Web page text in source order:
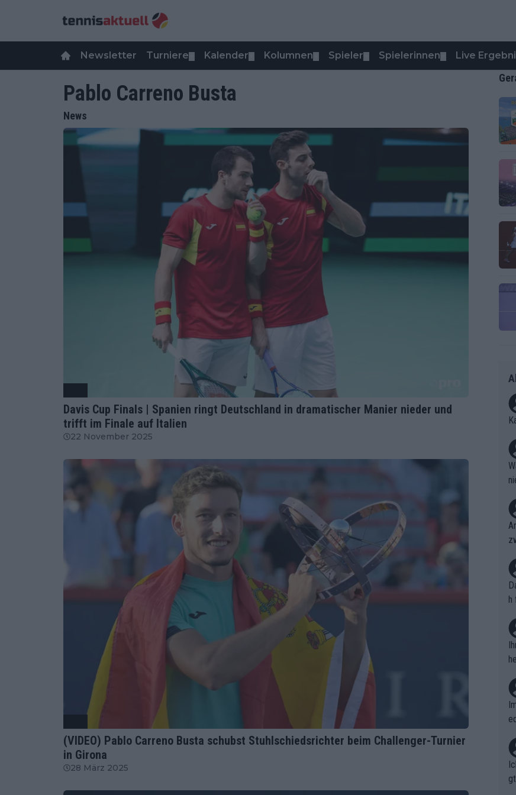
Newsletter Turniere Kalender Kolumnen Spieler Spielerinnen Live
Pablo Carreno Busta
News
Davis Cup Finals | Spanien ringt Deutschland in dramatischer Manier nieder und
trifft im Finale auf Italien
22 November 2025
(VIDEO) Pablo Carreno Busta schubst Stuhlschiedsrichter beim Challenger-Turnier
in Girona
28 März 2025
h